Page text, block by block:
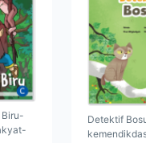
Detektif